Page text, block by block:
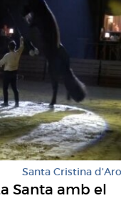
Santa Cristina d'Aro
Santa amb el